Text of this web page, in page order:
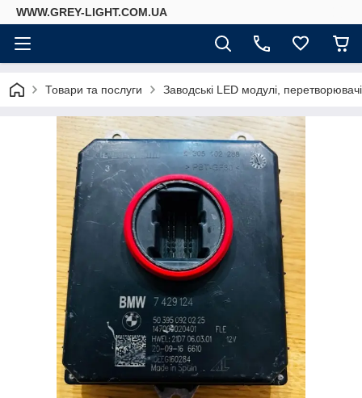
WWW.GREY-LIGHT.COM.UA
Товари та послуги Заводські LED модулі,